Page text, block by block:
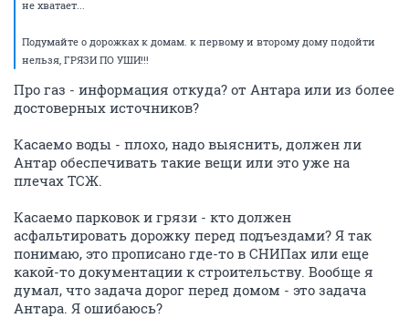
не хватает...
Подумайте о дорожках к домам. к первому и второму дому подойти
нельзя, ГРЯЗИ ПО УШИ!!!
Про газ - информация откуда? от Антара или из более
достоверных источников?
Касаемо воды - плохо, надо выяснить, должен ли
Антар обеспечивать такие вещи или это уже на
плечах ТСЖ.
Касаемо парковок и грязи - кто должен
асфальтировать дорожку перед подъездами? Я так
понимаю, это прописано где-то в СНИПах или еще
какой-то документации к строительству. Вообще я
думал, что задача дорог перед домом - это задача
Антара. Я ошибаюсь?